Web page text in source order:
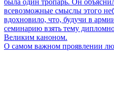
всевозможные смыслы этого
вдохновило, что, будучи в
семинарию взять тему
Великим каноном.
О самом важном проявлении